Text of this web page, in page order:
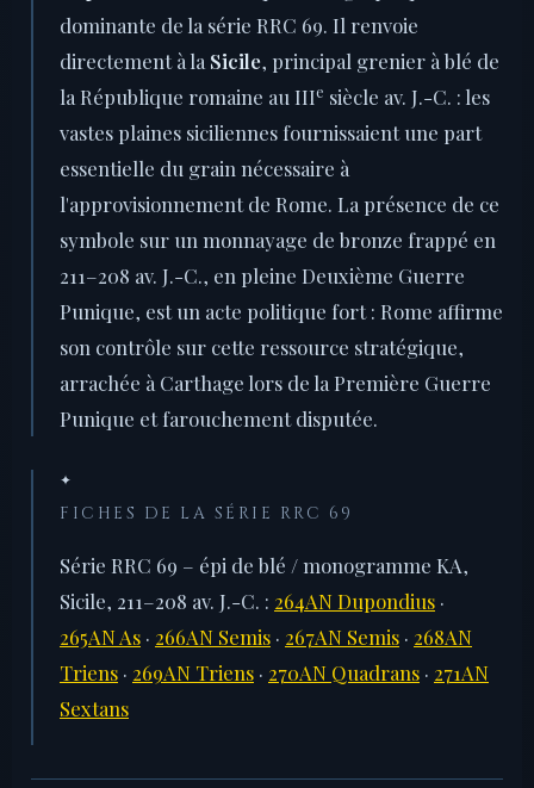
dominante de la série RRC 69. Il renvoie
directement à la Sicile, principal grenier à blé de
la République romaine au IIIe siècle av. J.-C. : les
vastes plaines siciliennes fournissaient une part
essentielle du grain nécessaire à
l'approvisionnement de Rome. La présence de ce
symbole sur un monnayage de bronze frappé en
211–208 av. J.-C., en pleine Deuxième Guerre
Punique, est un acte politique fort : Rome affirme
son contrôle sur cette ressource stratégique,
arrachée à Carthage lors de la Première Guerre
Punique et farouchement disputée.
✦
FICHES DE LA SÉRIE RRC 69
Série RRC 69 – épi de blé / monogramme KA,
Sicile, 211–208 av. J.-C. : 264AN Dupondius ·
265AN As · 266AN Semis · 267AN Semis · 268AN
Triens · 269AN Triens · 270AN Quadrans · 271AN
Sextans